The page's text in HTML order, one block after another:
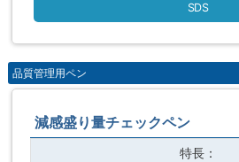
SDS
品質管理用ペン
減感盛り量チェックペン
特長：